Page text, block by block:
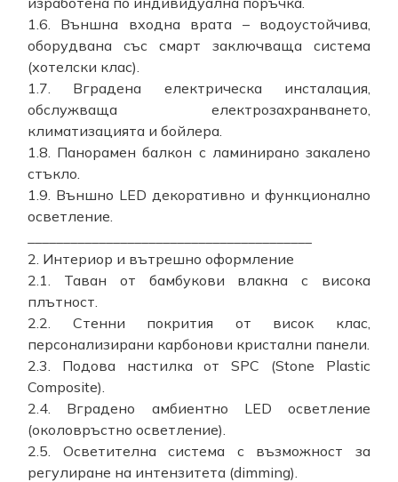
1.6. Външна входна врата – водоустойчива,
оборудвана със смарт заключваща система
(хотелски клас).
1.7. Вградена електрическа инсталация,
обслужваща електрозахранването,
климатизацията и бойлера.
1.8. Панорамен балкон с ламинирано закалено
стъкло.
1.9. Външно LED декоративно и функционално
осветление.
2. Интериор и вътрешно оформление
2.1. Таван от бамбукови влакна с висока
плътност.
2.2. Стенни покрития от висок клас,
персонализирани карбонови кристални панели.
2.3. Подова настилка от SPC (Stone Plastic
Composite).
2.4. Вградено амбиентно LED осветление
(околовръстно осветление).
2.5. Осветителна система с възможност за
регулиране на интензитета (dimming).